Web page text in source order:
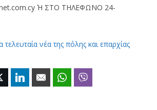
Ή ΣΤΟ ΤΗΛΕΦΩΝΟ 24-
τελευταία νέα της πόλης και επαρχίας
Twitter LinkedIn Email WhatsApp